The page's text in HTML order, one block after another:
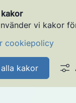
vi kakor
cookiepolicy
kakor